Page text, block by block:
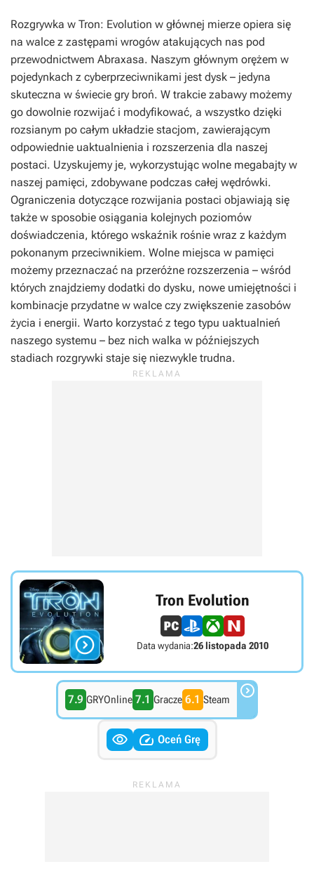
Rozgrywka w Tron: Evolution w głównej mierze opiera się
na walce z zastępami wrogów atakujących nas pod
przewodnictwem Abraxasa. Naszym głównym orężem w
pojedynkach z cyberprzeciwnikami jest dysk – jedyna
skuteczna w świecie gry broń. W trakcie zabawy możemy
go dowolnie rozwijać i modyfikować, a wszystko dzięki
rozsianym po całym układzie stacjom, zawierającym
odpowiednie uaktualnienia i rozszerzenia dla naszej
postaci. Uzyskujemy je, wykorzystując wolne megabajty w
naszej pamięci, zdobywane podczas całej wędrówki.
Ograniczenia dotyczące rozwijania postaci objawiają się
także w sposobie osiągania kolejnych poziomów
doświadczenia, którego wskaźnik rośnie wraz z każdym
pokonanym przeciwnikiem. Wolne miejsca w pamięci
możemy przeznaczać na przeróżne rozszerzenia – wśród
których znajdziemy dodatki do dysku, nowe umiejętności i
kombinacje przydatne w walce czy zwiększenie zasobów
życia i energii. Warto korzystać z tego typu uaktualnień
naszego systemu – bez nich walka w późniejszych
stadiach rozgrywki staje się niezwykle trudna.

Tron Evolution
Data wydania:26 listopada 2010
7.9 GRYOnline 7.1 Gracze 6.1 Steam 
  Oceń Grę